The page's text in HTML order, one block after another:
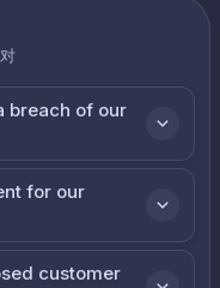
breach of our
for our
customer